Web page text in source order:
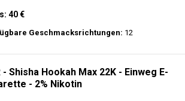
40 €
Geschmacksrichtungen: 12
- Shisha Hookah Max 22K - Einweg E-
- 2% Nikotin